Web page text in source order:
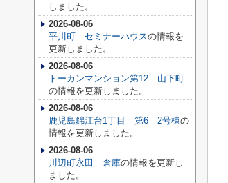
しました。
2026-08-06
平川町 セミナーハウスの情報を
更新しました。
2026-08-06
トーカンマンション第12 山下町
の情報を更新しました。
2026-08-06
鹿児島錦江台1丁目 第6 2号棟の
情報を更新しました。
2026-08-06
川辺町永田 倉庫の情報を更新し
ました。